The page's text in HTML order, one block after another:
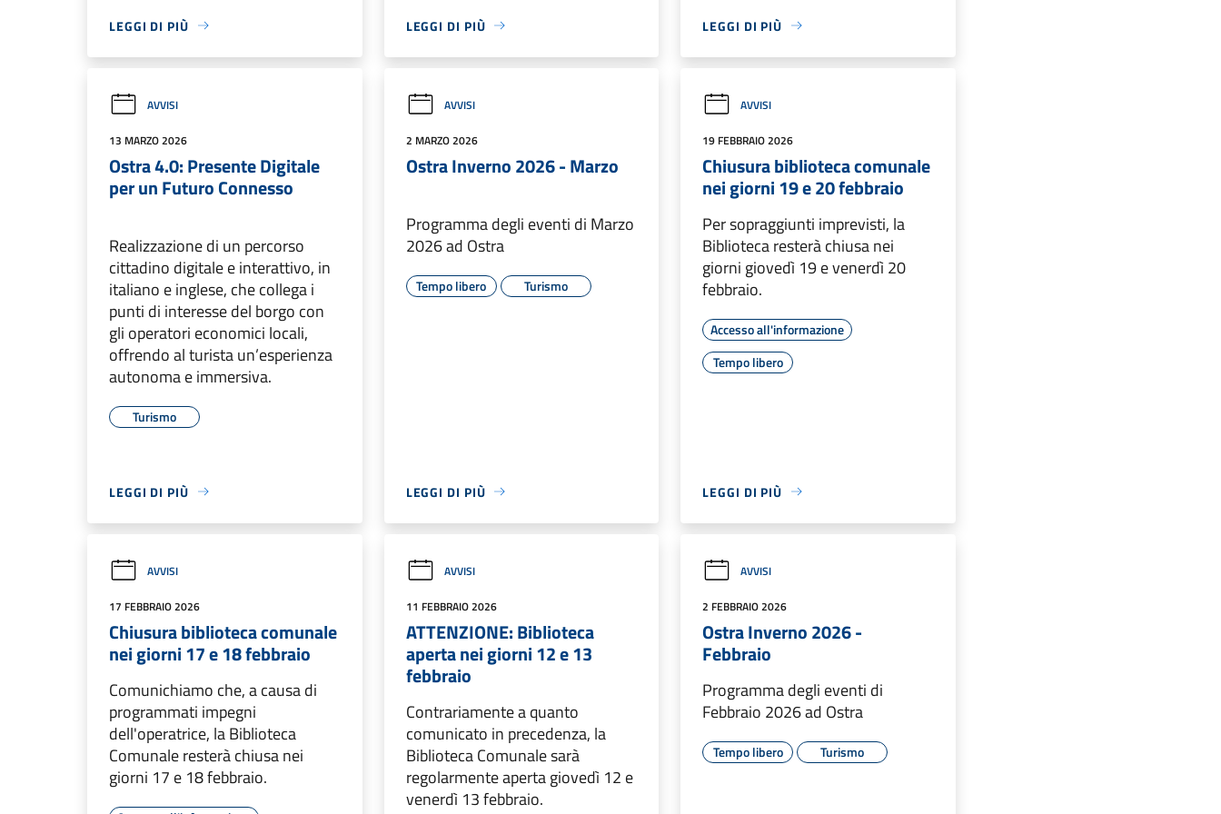
LEGGI DI PIÙ LEGGI DI PIÙ LEGGI DI PIÙ
AVVISI
13 MARZO 2026
Ostra 4.0: Presente Digitale
per un Futuro Connesso
Realizzazione di un percorso
cittadino digitale e interattivo, in
italiano e inglese, che collega i
punti di interesse del borgo con
gli operatori economici locali,
offrendo al turista un’esperienza
autonoma e immersiva.
Turismo
LEGGI DI PIÙ
AVVISI
2 MARZO 2026
Ostra Inverno 2026 - Marzo
Programma degli eventi di Marzo
2026 ad Ostra
Tempo libero Turismo
LEGGI DI PIÙ
AVVISI
19 FEBBRAIO 2026
Chiusura biblioteca comunale
nei giorni 19 e 20 febbraio
Per sopraggiunti imprevisti, la
Biblioteca resterà chiusa nei
giorni giovedì 19 e venerdì 20
febbraio.
Accesso all'informazione
Tempo libero
LEGGI DI PIÙ
AVVISI
17 FEBBRAIO 2026
Chiusura biblioteca comunale
nei giorni 17 e 18 febbraio
Comunichiamo che, a causa di
programmati impegni
dell'operatrice, la Biblioteca
Comunale resterà chiusa nei
giorni 17 e 18 febbraio.
AVVISI
11 FEBBRAIO 2026
ATTENZIONE: Biblioteca
aperta nei giorni 12 e 13
febbraio
Contrariamente a quanto
comunicato in precedenza, la
Biblioteca Comunale sarà
regolarmente aperta giovedì 12 e
venerdì 13 febbraio.
AVVISI
2 FEBBRAIO 2026
Ostra Inverno 2026 -
Febbraio
Programma degli eventi di
Febbraio 2026 ad Ostra
Tempo libero Turismo